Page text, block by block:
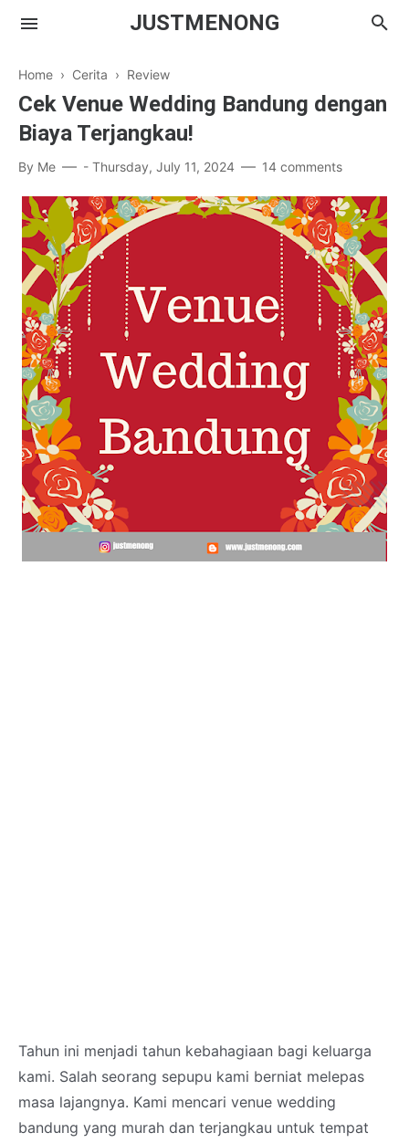
JUSTMENONG
Menong
Contact
Home › Cerita › Review
Cek Venue Wedding Bandung dengan
Biaya Terjangkau!
By Me - Thursday, July 11, 2024 14 comments
Tahun ini menjadi tahun kebahagiaan bagi keluarga
kami. Salah seorang sepupu kami berniat melepas
masa lajangnya. Kami mencari venue wedding
bandung yang murah dan terjangkau untuk tempat